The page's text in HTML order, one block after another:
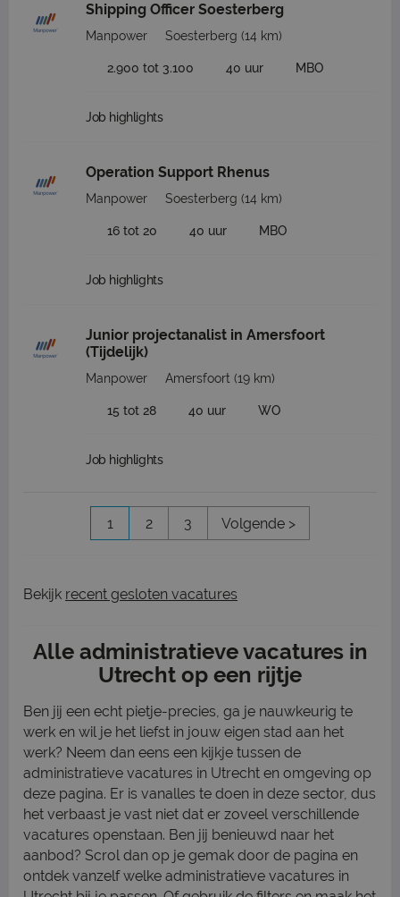
Shipping Officer Soesterberg
Manpower Soesterberg (14 km)
2.900 tot 3.100 40 uur MBO
Job highlights
Operation Support Rhenus
Manpower Soesterberg (14 km)
16 tot 20 40 uur MBO
Job highlights
Junior projectanalist in Amersfoort
(Tijdelijk)
Manpower Amersfoort (19 km)
15 tot 28 40 uur WO
Job highlights
1 2 3 Volgende >
Bekijk recent gesloten vacatures
Alle administratieve vacatures in
Utrecht op een rijtje
Ben jij een echt pietje-precies, ga je nauwkeurig te
werk en wil je het liefst in jouw eigen stad aan het
werk? Neem dan eens een kijkje tussen de
administratieve vacatures in Utrecht en omgeving op
deze pagina. Er is vanalles te doen in deze sector, dus
het verbaast je vast niet dat er zoveel verschillende
vacatures openstaan. Ben jij benieuwd naar het
aanbod? Scrol dan op je gemak door de pagina en
ontdek vanzelf welke administratieve vacatures in